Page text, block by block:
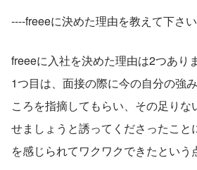
----freeeに決めた理由を教えて下さい
freeeに入社を決めた理由は2つありま
1つ目は、面接の際に今の自分の強
ころを指摘してもらい、その足りな
せましょうと誘ってくださったこと
を感じられてワクワクできたという